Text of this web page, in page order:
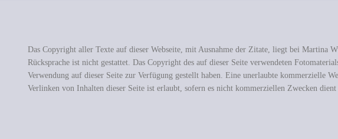
Das Copyright aller Texte auf dieser Webseite, mit Ausnahme der Zitate, liegt bei Martina
Rücksprache ist nicht gestattet. Das Copyright des auf dieser Seite verwendeten
Verwendung auf dieser Seite zur Verfügung gestellt haben. Eine unerlaubte kommerzielle
Verlinken von Inhalten dieser Seite ist erlaubt, sofern es nicht kommerziellen Zwecken